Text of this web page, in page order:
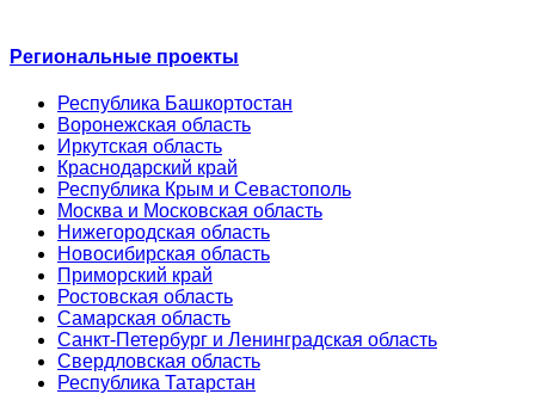
Региональные проекты
Республика Башкортостан
Воронежская область
Иркутская область
Краснодарский край
Республика Крым и Севастополь
Москва и Московская область
Нижегородская область
Новосибирская область
Приморский край
Ростовская область
Самарская область
Санкт-Петербург и Ленинградская область
Свердловская область
Республика Татарстан